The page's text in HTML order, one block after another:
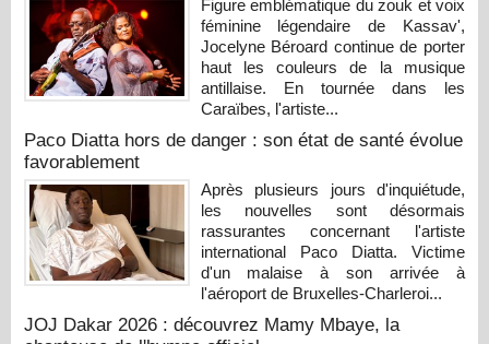
Figure emblématique du zouk et voix
féminine légendaire de Kassav',
Jocelyne Béroard continue de porter
haut les couleurs de la musique
antillaise. En tournée dans les
Caraïbes, l'artiste...
Paco Diatta hors de danger : son état de santé évolue
favorablement
Après plusieurs jours d'inquiétude,
les nouvelles sont désormais
rassurantes concernant l'artiste
international Paco Diatta. Victime
d'un malaise à son arrivée à
l'aéroport de Bruxelles-Charleroi...
JOJ Dakar 2026 : découvrez Mamy Mbaye, la